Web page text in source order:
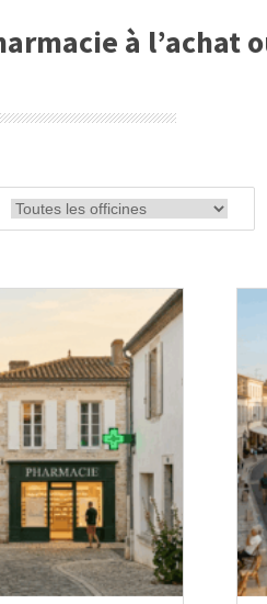
à l’achat